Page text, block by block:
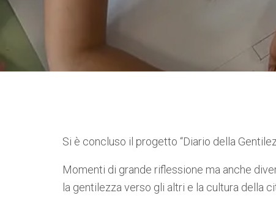
Si è concluso il progetto “Diario della
Momenti di grande riflessione ma anche
la gentilezza verso gli altri e la cultura della